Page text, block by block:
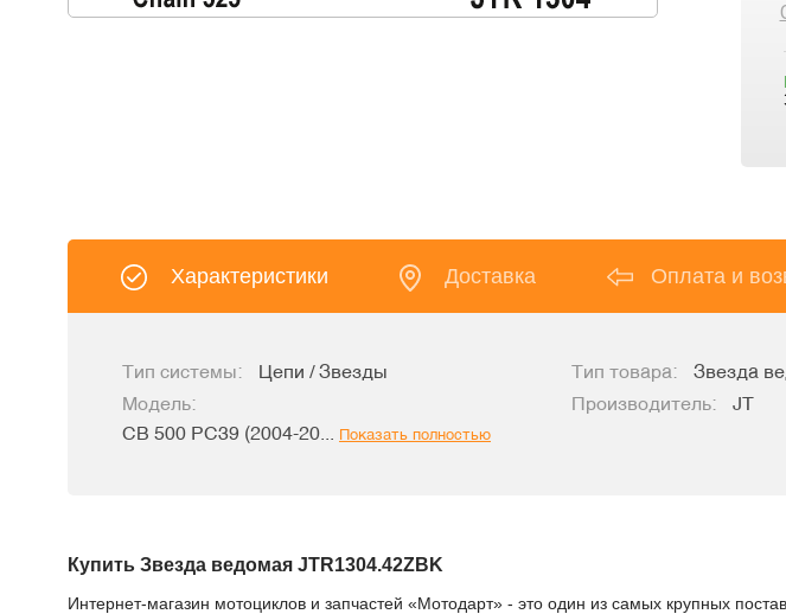
Характеристики Доставка Оплата и
Тип системы: Цепи / Звезды Тип товара: Звезда
Модель:
CB 500 PC39 (2004-20... Показать полностью
Производитель: JT
Купить Звезда ведомая JTR1304.42ZBK
Интернет-магазин мотоциклов и запчастей «Мотодарт» - это один из самых крупных